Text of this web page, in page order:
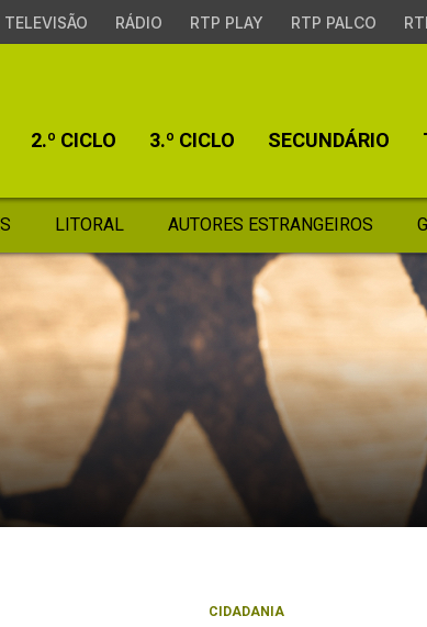
TELEVISÃO RÁDIO RTP PLAY RTP PALCO
2.º CICLO 3.º CICLO SECUNDÁRIO
LITORAL AUTORES ESTRANGEIROS
CIDADANIA